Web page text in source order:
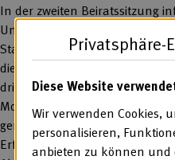
In der zweiten Beiratssitzung
Universität zu Köln den Beirat
Stand und die weiteren
die Beiratsmitglieder auch
dritte Forschungsphase. In
Modelleinrichtungen aus der
gemeinsam mit Menschen mit
Erfahrungsräume, um mehr
Privatsphäre-
Diese Website
Wir verwenden Cookies,
personalisieren,
anbieten zu können und